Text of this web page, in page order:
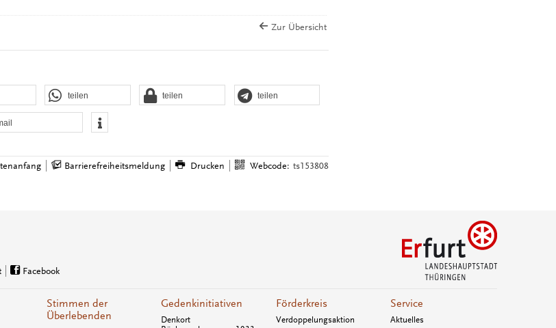
Zur Übersicht
teilen teilen teilen
Barrierefreiheitsmeldung Drucken Webcode: ts153808
Facebook
Stimmen der
Überlebenden
Gedenkinitiativen
Denkort
Förderkreis
Verdoppelungsaktion
Service
Aktuelles